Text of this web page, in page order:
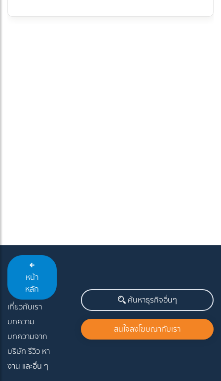
หน้า
หลัก
เกี่ยวกับเรา
บทความ
บทความจาก
บริษัท รีวิว หา
งาน และอื่น ๆ
ค้นหาธุรกิจอื่นๆ
สนใจลงโฆษณากับเรา